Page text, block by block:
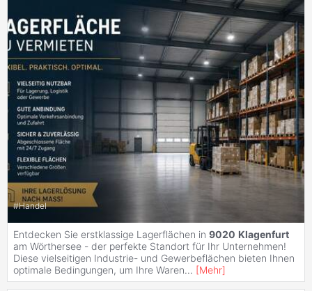
#Handel
Entdecken Sie erstklassige Lagerflächen in 9020 Klagenfurt
am Wörthersee - der perfekte Standort für Ihr Unternehmen!
Diese vielseitigen Industrie- und Gewerbeflächen bieten Ihnen
optimale Bedingungen, um Ihre Waren... [Mehr]